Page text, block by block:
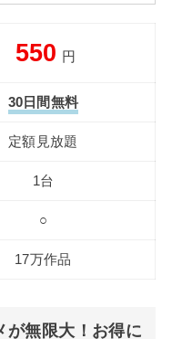
550 円
30日間無料
定額見放題
1台
○
17万作品
が無限大！お得に